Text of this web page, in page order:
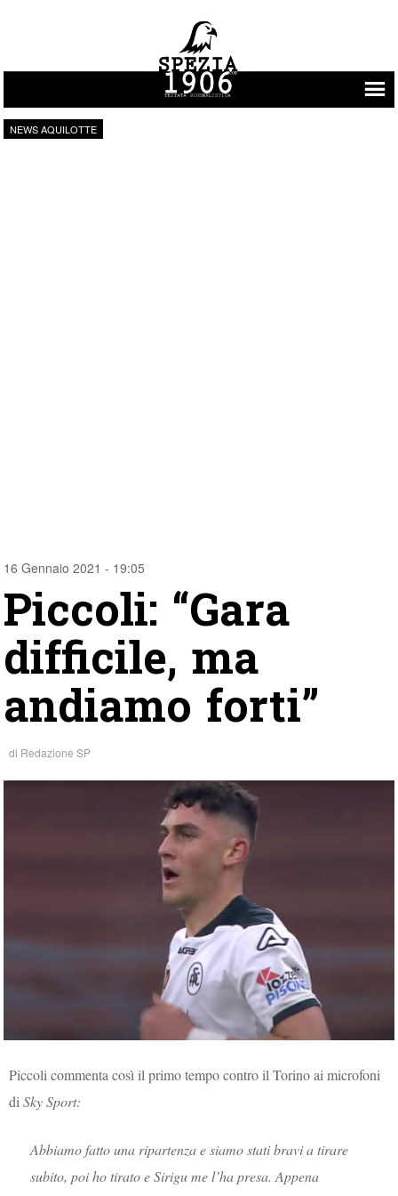
Vai al contenuto
NEWS AQUILOTTE
16 Gennaio 2021 - 19:05
Piccoli: “Gara
difficile, ma
andiamo forti”
di Redazione SP
Piccoli commenta così il primo tempo contro il Torino ai microfoni
di Sky Sport:
Abbiamo fatto una ripartenza e siamo stati bravi a tirare
subito, poi ho tirato e Sirigu me l’ha presa. Appena